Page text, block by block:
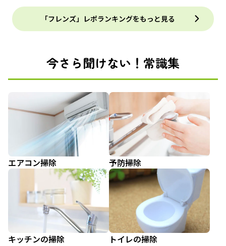
「フレンズ」レポランキングをもっと見る
今さら聞けない！常識集
エアコン掃除 予防掃除
キッチンの掃除 トイレの掃除